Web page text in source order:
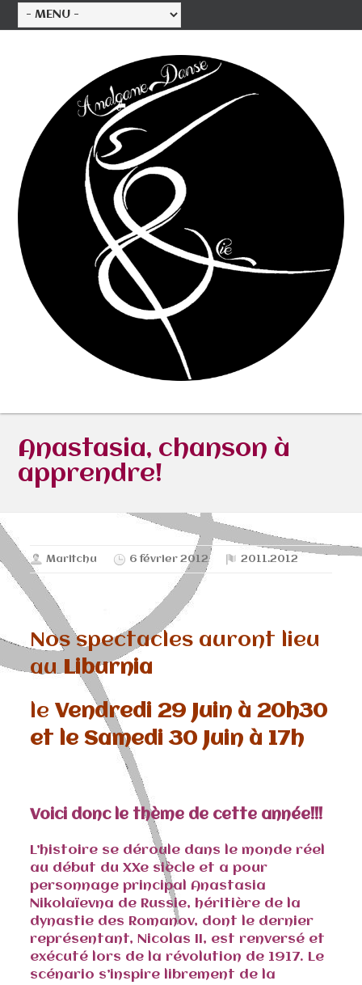
Anastasia, chanson à
apprendre!
Maritchu 6 février 2012 2011.2012
Nos spectacles auront lieu
auLiburnia
leVendredi 29 Juin à 20h30
et le Samedi 30 Juin à 17h
Voici donc le thème de cette année!!!
L’histoire se déroule dans le monde réel
au début du XXe siècle et a pour
personnage principal Anastasia
Nikolaïevna de Russie, héritière de la
dynastie des Romanov, dont le dernier
représentant, Nicolas II , est renversé et
exécuté lors de la révolution de 1917. Le
scénario s’inspire librement de la